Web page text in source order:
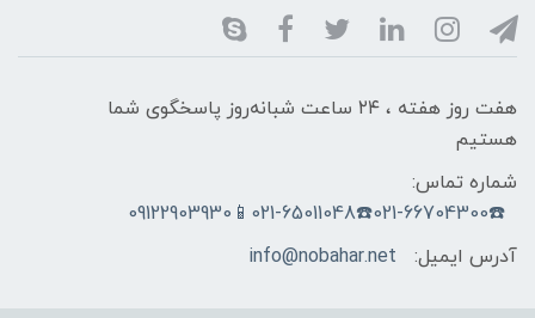
هفت روز هفته ، ۲۴ ساعت شبانه‌روز پاسخگوی شما
هستیم
شماره تماس:
☎️021-66704300☎️021-65011048📱09122903930
آدرس ایمیل:
info@nobahar.net